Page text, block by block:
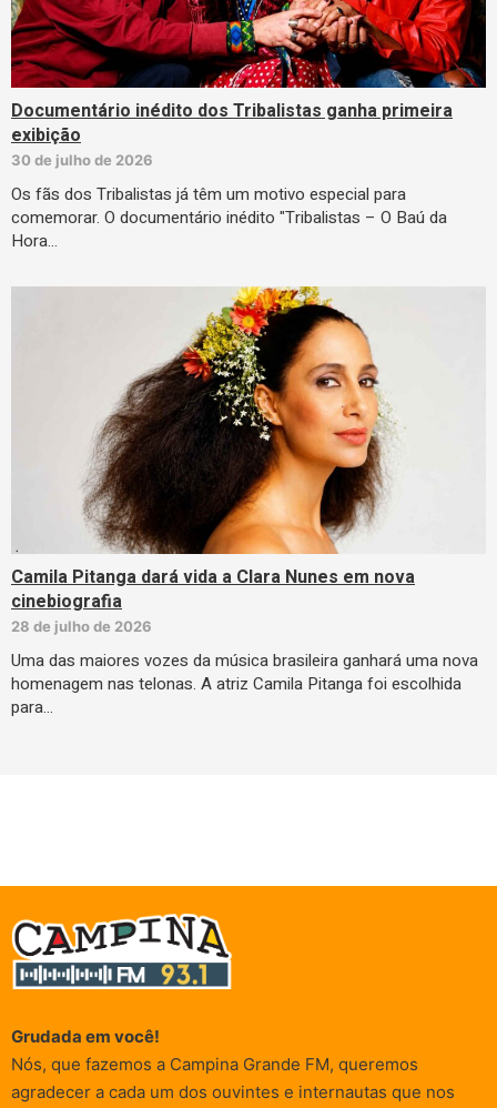
Documentário inédito dos Tribalistas ganha primeira
exibição
30 de julho de 2026
Os fãs dos Tribalistas já têm um motivo especial para
comemorar. O documentário inédito "Tribalistas – O Baú da
Hora…
Camila Pitanga dará vida a Clara Nunes em nova
cinebiografia
28 de julho de 2026
Uma das maiores vozes da música brasileira ganhará uma nova
homenagem nas telonas. A atriz Camila Pitanga foi escolhida
para…
Grudada em você!
Nós, que fazemos a Campina Grande FM, queremos
agradecer a cada um dos ouvintes e internautas que nos